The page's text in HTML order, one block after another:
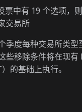
票中有 19 个选项，
交易所
季度每种交易所类型
些移除条件将在现有
的基础上执行。